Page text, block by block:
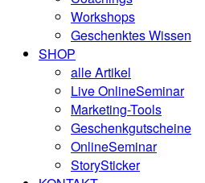
Workshops
Geschenktes Wissen
SHOP
alle Artikel
Live OnlineSeminar
Marketing-Tools
Geschenkgutscheine
OnlineSeminar
StorySticker